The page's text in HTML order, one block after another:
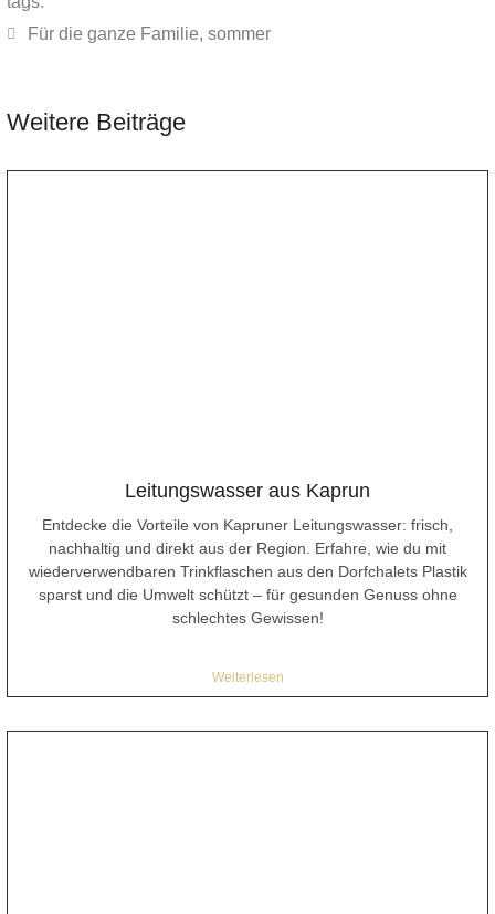
Für die ganze Familie, sommer
Weitere Beiträge
Leitungswasser aus Kaprun
Entdecke die Vorteile von Kapruner Leitungswasser: frisch,
nachhaltig und direkt aus der Region. Erfahre, wie du mit
wiederverwendbaren Trinkflaschen aus den Dorfchalets Plastik
sparst und die Umwelt schützt – für gesunden Genuss ohne
schlechtes Gewissen!
Weiterlesen